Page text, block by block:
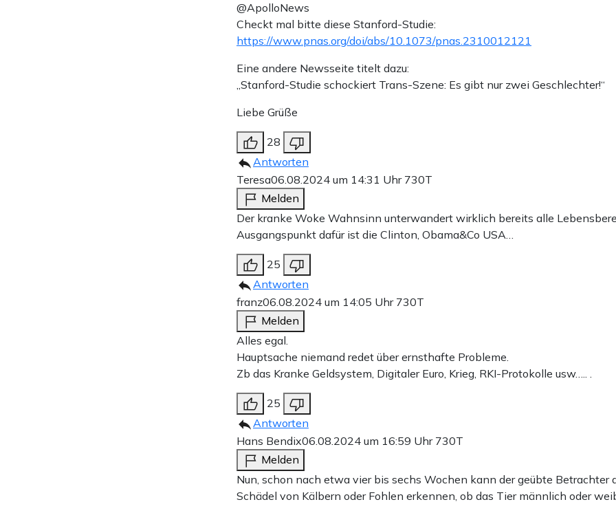
@ApolloNews
Checkt mal bitte diese Stanford-Studie:
https://www.pnas.org/doi/abs/10.1073/pnas.2310012121
Eine andere Newsseite titelt dazu:
„Stanford-Studie schockiert Trans-Szene: Es gibt nur zwei Geschlechter!“
Liebe Grüße
28
Antworten
Teresa06.08.2024 um 14:31 Uhr 730T
Melden
Der kranke Woke Wahnsinn unterwandert wirklich bereits alle
Ausgangspunkt dafür ist die Clinton, Obama&Co USA…
25
Antworten
franz06.08.2024 um 14:05 Uhr 730T
Melden
Alles egal.
Hauptsache niemand redet über ernsthafte Probleme.
Zb das Kranke Geldsystem, Digitaler Euro, Krieg, RKI-Protokolle usw….. .
25
Antworten
Hans Bendix06.08.2024 um 16:59 Uhr 730T
Melden
Nun, schon nach etwa vier bis sechs Wochen kann der geübte Betrachter
Schädel von Kälbern oder Fohlen erkennen, ob das Tier männlich oder